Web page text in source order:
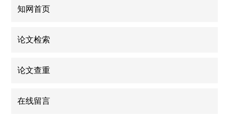
知网首页
论文检索
论文查重
在线留言